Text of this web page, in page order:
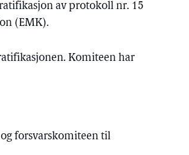
av protokoll nr. 15
(EMK).
Komiteen har
forsvarskomiteen til